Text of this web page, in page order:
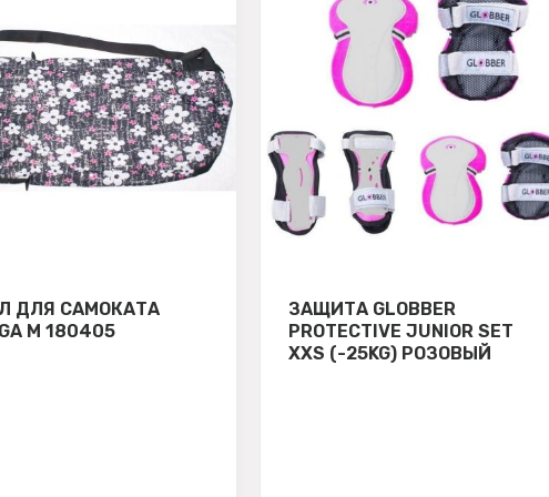
ДЛЯ САМОКАТА
М 180405
ЗАЩИТА GLOBBER
PROTECTIVE JUNIOR SET
XXS (-25KG) РОЗОВЫЙ